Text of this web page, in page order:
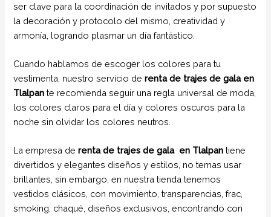
ser clave para la coordinación de invitados y por supuesto
la decoración y protocolo del mismo, creatividad y
armonía, logrando plasmar un día fantástico.
Cuando hablamos de escoger los colores para tu
vestimenta, nuestro servicio derenta de trajes de gala en
Tlalpan te recomienda seguir una regla universal de moda,
los colores claros para el día y colores oscuros para la
noche sin olvidar los colores neutros.
La empresa derenta de trajes de gala en Tlalpan tiene
divertidos y elegantes diseños y estilos, no temas usar
brillantes, sin embargo, en nuestra tienda tenemos
vestidos clásicos, con movimiento, transparencias, frac,
smoking, chaqué, diseños exclusivos, encontrando con